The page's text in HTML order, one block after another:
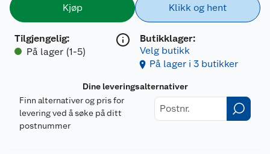
Kjøp
Tilgjengelig:
På lager (1-5)
Klikk og hent
Butikklager:
Velg butikk
På lager i 3 butikker
Dine leveringsalternativer
Finn alternativer og pris for
levering ved å søke på ditt
postnummer